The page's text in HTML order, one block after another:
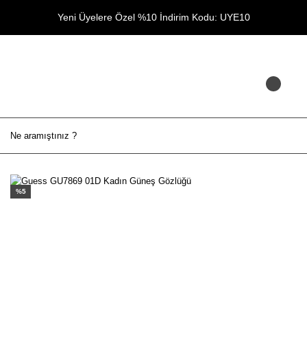
Yeni Üyelere Özel %10 İndirim Kodu: UYE10
%5